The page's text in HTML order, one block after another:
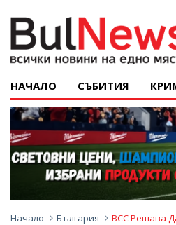
НАЧАЛО СЪБИТИЯ
Начало България ВСС Решава